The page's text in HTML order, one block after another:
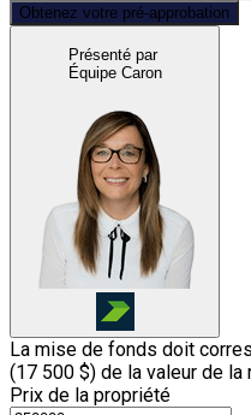
Obtenez votre pré-approbation
Présenté par
Équipe Caron
La mise de fonds doit
(17 500 $) de la valeur de la
Prix de la propriété